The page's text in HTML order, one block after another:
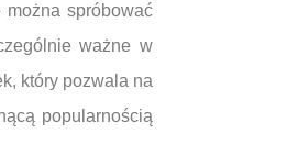
spróbować
ważne w
który pozwala na
popularnością